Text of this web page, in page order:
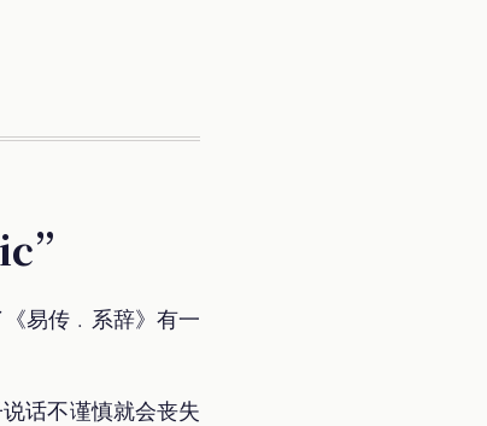
易传﹒系辞》有一
话不谨慎就会丧失